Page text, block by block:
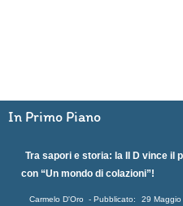
In Primo Piano
Tra sapori e storia: la II D vince il
con “Un mondo di colazioni”!
Carmelo D'Oro 29 Maggio